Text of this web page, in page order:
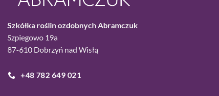
Szkółka roślin ozdobnych Abramczuk
Szpiegowo 19a
87-610 Dobrzyń nad Wisłą
+48 782 649 021